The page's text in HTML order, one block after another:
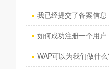
我已经提交了备案信
如何成功注册一个用户
WAP可以为我们做什